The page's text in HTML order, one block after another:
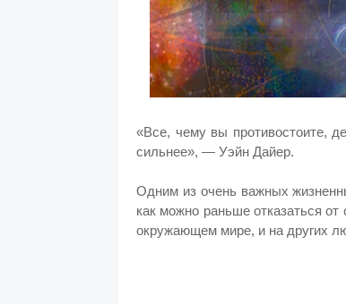
«Все, чему вы противостоите,
сильнее», — Уэйн Дайер.
Одним из очень важных
как можно раньше отказаться
окружающем мире, и на других